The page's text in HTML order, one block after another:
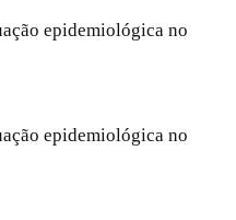
epidemiológica no
epidemiológica no